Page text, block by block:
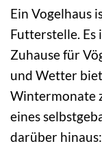
Ein Vogelhaus
Futterstelle. Es
Zuhause für
und Wetter
Wintermonate
eines
darüber hinaus: